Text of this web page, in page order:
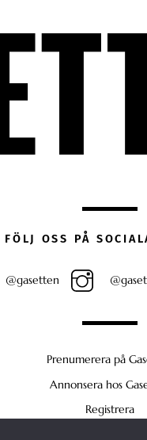
FÖLJ OSS PÅ
@gasetten
Prenumerera på
Annonsera hos
Registrera